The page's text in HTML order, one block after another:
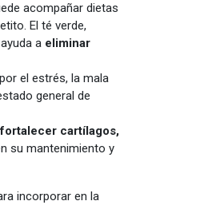
acompañar dietas
El té verde,
a eliminar
el estrés, la mala
general de
fortalecer cartílagos,
su mantenimiento y
incorporar en la